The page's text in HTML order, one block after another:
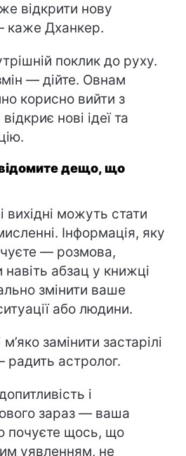
відкрити нову
каже Дханкер.
поклик до руху.
— дійте. Овнам
корисно вийти з
нові ідеї та
дещо, що
вихідні можуть стати
Інформація, яку
— розмова,
абзац у книжці
змінити ваше
або людини.
замінити застарілі
астролог.
і
зараз — ваша
почуєте щось, що
уявленням, не